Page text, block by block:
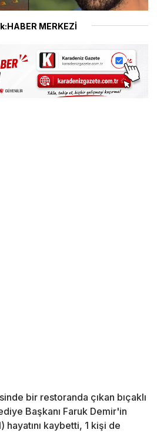
MERKEZİ
bir restoranda çıkan bıçaklı
Başkanı Faruk Demir'in
hayatını kaybetti, 1 kişi de